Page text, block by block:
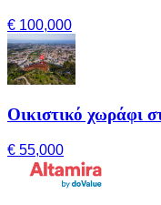
€ 100,000
Οικιστικό χωράφι
€ 55,000